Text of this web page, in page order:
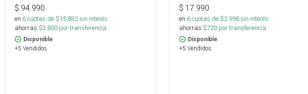
$ 94.990
en 6cuotas de $15.832sin interés
ahorras $3.800 por transferencia.
Disponible
+5 Vendidos
$ 17.990
en 6cuotas de $2.998sin interés
ahorras $720 por transferencia.
Disponible
+5 Vendidos